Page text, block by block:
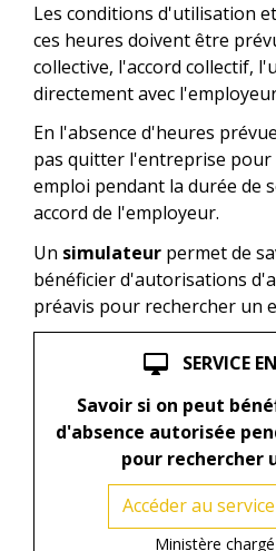
Les conditions d'utilisation
ces heures doivent être
collective, l'accord collectif,
directement avec
En l'absence d'heures
pas quitter l'entreprise
emploi pendant la durée de
accord de l'employeur.
Un simulateur permet de
bénéficier d'autorisations
préavis pour rechercher un
desktop_mac
SERVICE
Savoir si on peut
d'absence autorisée
pour rechercher
Accéder au
Ministère